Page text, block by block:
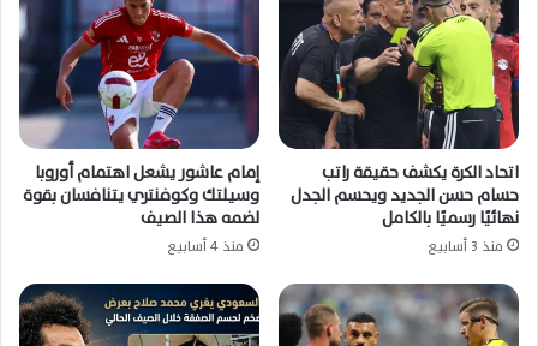
اتحاد الكرة يكشف حقيقة راتب
حسام حسن الجديد ويحسم الجدل
نهائيًا رسميًا بالكامل
منذ 3 أسابيع
إمام عاشور يشعل اهتمام أوروبا
وسيلتك وكوفنتري يتنافسان بقوة
لضمه هذا الصيف
منذ 4 أسابيع